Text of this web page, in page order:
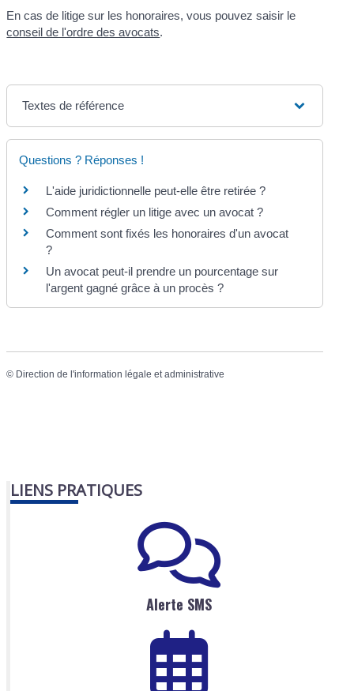
En cas de litige sur les honoraires, vous pouvez saisir le
conseil de l'ordre des avocats.
Textes de référence
Questions ? Réponses !
L'aide juridictionnelle peut-elle être retirée ?
Comment régler un litige avec un avocat ?
Comment sont fixés les honoraires d'un avocat
?
Un avocat peut-il prendre un pourcentage sur
l'argent gagné grâce à un procès ?
© Direction de l'information légale et administrative
LIENS PRATIQUES
Alerte SMS